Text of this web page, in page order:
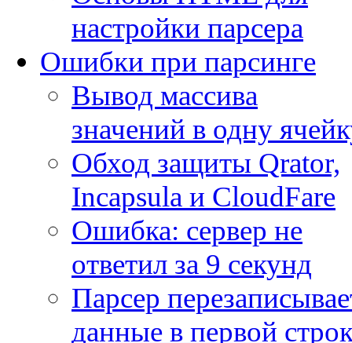
настройки парсера
Ошибки при парсинге
Вывод массива
значений в одну
Обход защиты Qrator,
Incapsula и CloudFare
Ошибка: сервер не
ответил за 9 секунд
Парсер
данные в первой